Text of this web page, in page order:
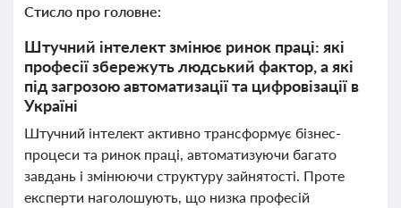
Стисло про головне:
Штучний інтелект змінює ринок праці: які
професії збережуть людський фактор, а які
під загрозою автоматизації та цифровізації в
Україні
Штучний інтелект активно трансформує бізнес-
процеси та ринок праці, автоматизуючи багато
завдань і змінюючи структуру зайнятості. Проте
експерти наголошують, що низка професій